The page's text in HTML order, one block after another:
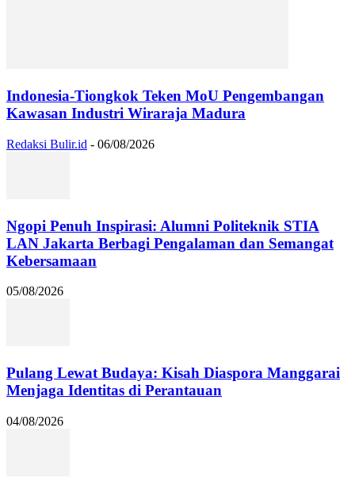
Indonesia-Tiongkok Teken MoU Pengembangan
Kawasan Industri Wiraraja Madura
Redaksi Bulir.id - 06/08/2026
Ngopi Penuh Inspirasi: Alumni Politeknik STIA
LAN Jakarta Berbagi Pengalaman dan Semangat
Kebersamaan
05/08/2026
Pulang Lewat Budaya: Kisah Diaspora Manggarai
Menjaga Identitas di Perantauan
04/08/2026